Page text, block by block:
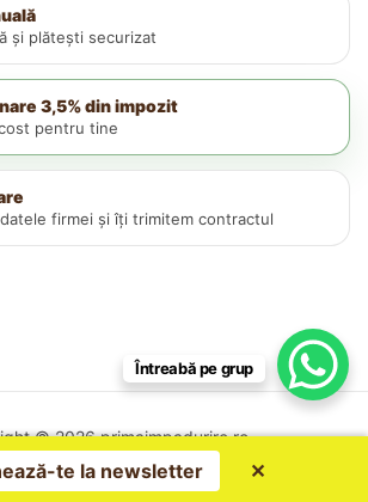
și plătești securizat
3,5% din impozit
pentru tine
firmei și îți trimitem contractul
© 2026 primaimpadurire.ro
Politica de confidențialitate
te la newsletter ✕
Întreabă pe grup